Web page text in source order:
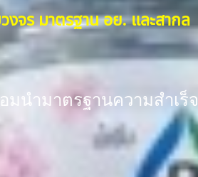
จร มาตรฐาน อย. และสากล
มนำมาตรฐานความสำเร็จ